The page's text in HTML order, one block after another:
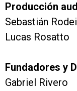
Producción
Sebastián
Lucas Rosatto
Fundadores y
Gabriel Rivero